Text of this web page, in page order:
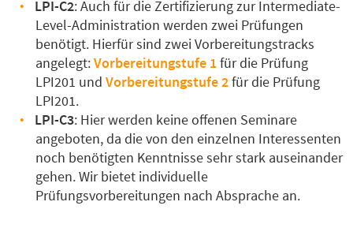
LPI-C2: Auch für die Zertifizierung zur Intermediate-
Level-Administration werden zwei Prüfungen
benötigt. Hierfür sind zwei Vorbereitungstracks
angelegt:Vorbereitungstufe 1für die Prüfung
LPI201 und Vorbereitungstufe 2für die Prüfung
LPI201.
LPI-C3: Hier werden keine offenen Seminare
angeboten, da die von den einzelnen Interessenten
noch benötigten Kenntnisse sehr stark auseinander
gehen. Wir bietet individuelle
Prüfungsvorbereitungen nach Absprache an.